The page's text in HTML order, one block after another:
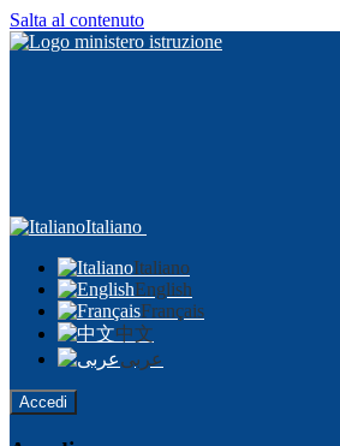
Salta al contenuto
Italiano
Italiano
English
Français
中文
عربى
Accedi